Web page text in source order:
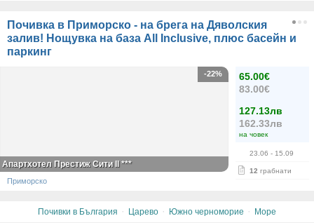
Почивка в Приморско - на брега на Дяволския
залив! Нощувка на база All Inclusive, плюс басейн и
паркинг
65.00€
83.00€
127.13лв
162.33лв
на човек
23.06 - 15.09
12 грабнати
-22%
Апартхотел Престиж Сити II ***
Приморско
Почивки в България · Царево · Южно черноморие · Море